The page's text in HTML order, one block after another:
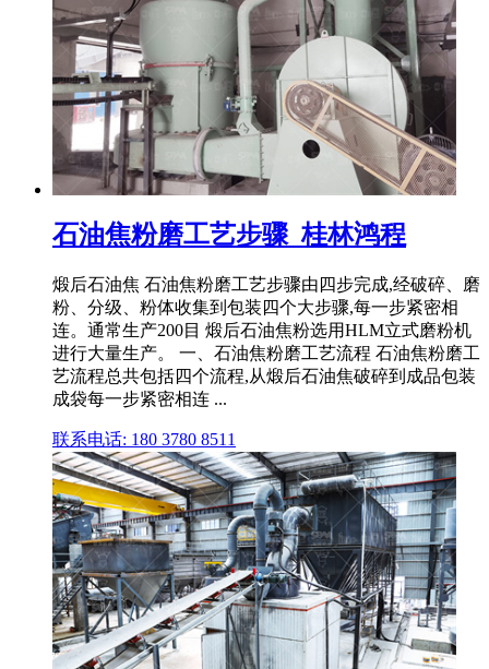
石油焦粉磨工艺步骤_桂林鸿程
煅后石油焦 石油焦粉磨工艺步骤由四步完成,经破碎、磨
粉、分级、粉体收集到包装四个大步骤,每一步紧密相
连。通常生产200目 煅后石油焦粉选用HLM立式磨粉机
进行大量生产。 一、石油焦粉磨工艺流程 石油焦粉磨工
艺流程总共包括四个流程,从煅后石油焦破碎到成品包装
成袋每一步紧密相连 ...
联系电话: 180 3780 8511